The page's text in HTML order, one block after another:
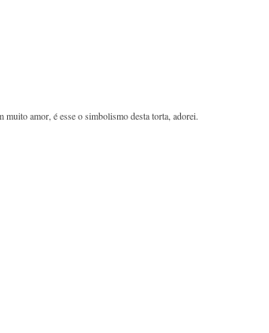
amor, é esse o simbolismo desta torta, adorei.